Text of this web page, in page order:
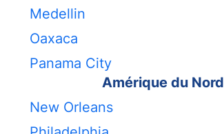
Medellin
Oaxaca
Panama City
Amérique du Nord
New Orleans